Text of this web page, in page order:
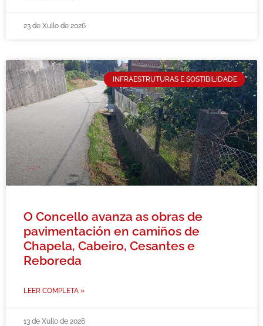
23 de Xullo de 2026
INFRAESTRUTURAS E SOSTIBILIDADE
O Concello avanza as obras de
pavimentación en camiños de
Chapela, Cabeiro, Cesantes e
Reboreda
LEER COMPLETA »
13 de Xullo de 2026